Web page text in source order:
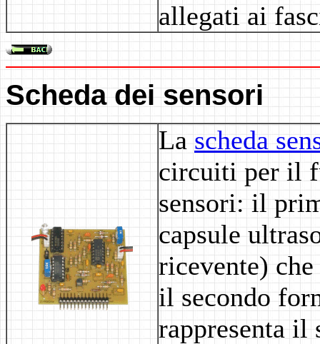
allegati ai
Scheda dei sensori
La scheda
circuiti per il
sensori: il
capsule
ricevente)
il secondo
rappresenta il